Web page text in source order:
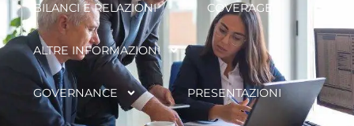
BILANCI E RELAZIONI COVERAGE
ALTRE INFORMAZIONI
GOVERNANCE PRESENTAZIONI